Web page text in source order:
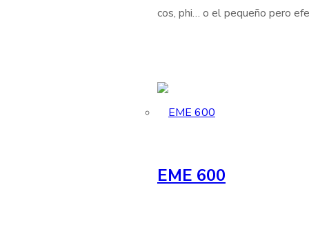
cos, phi… o el pequeño pero
EME 600